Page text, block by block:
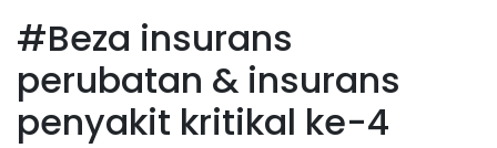
#Beza insurans
perubatan & insurans
penyakit kritikal ke-4